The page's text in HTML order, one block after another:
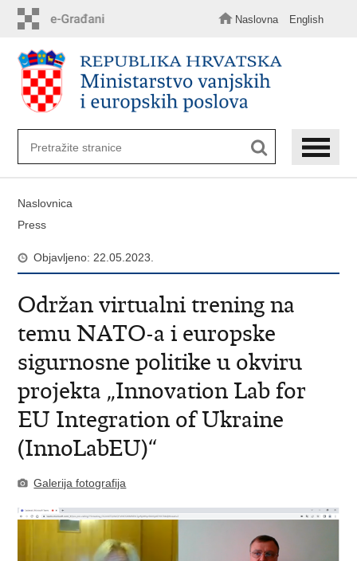
sadržaj
Naslovna English
Naslovnica
Press
Objavljeno: 22.05.2023.
Održan virtualni trening na
temu NATO-a i europske
sigurnosne politike u okviru
projekta „Innovation Lab for
EU Integration of Ukraine
(InnoLabEU)“
Galerija fotografija